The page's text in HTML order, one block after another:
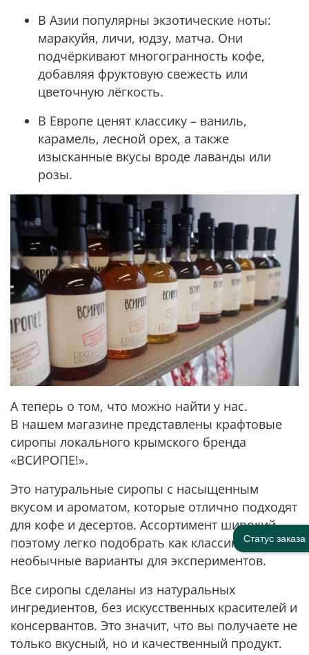
В Азии популярны экзотические ноты:
маракуйя, личи, юдзу, матча. Они
подчёркивают многогранность кофе,
добавляя фруктовую свежесть или
цветочную лёгкость.
В Европе ценят классику – ваниль,
карамель, лесной орех, а также
изысканные вкусы вроде лаванды или
розы.
А теперь о том, что можно найти у нас.
В нашем магазине представлены крафтовые
сиропы локального крымского бренда
«ВСИРОПЕ!».
Это натуральные сиропы с насыщенным
вкусом и ароматом, которые отлично подходят
для кофе и десертов. Ассортимент широкий,
поэтому легко подобрать как классику, так и
необычные варианты для экспериментов.
Все сиропы сделаны из натуральных
ингредиентов, без искусственных красителей и
консервантов. Это значит, что вы получаете не
только вкусный, но и качественный продукт.
Статус заказа